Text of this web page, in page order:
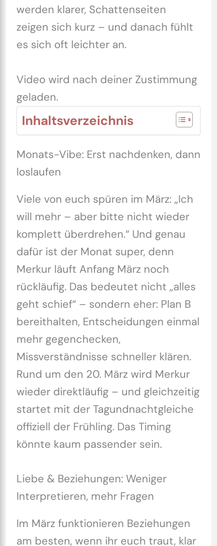
werden klarer, Schattenseiten
zeigen sich kurz – und danach fühlt
es sich oft leichter an.
Video wird nach deiner Zustimmung
geladen.
Inhaltsverzeichnis
Monats-Vibe: Erst nachdenken, dann
loslaufen
Viele von euch spüren im März: „Ich
will mehr – aber bitte nicht wieder
komplett überdrehen.“ Und genau
dafür ist der Monat super, denn
Merkur läuft Anfang März noch
rückläufig. Das bedeutet nicht „alles
geht schief“ – sondern eher: Plan B
bereithalten, Entscheidungen einmal
mehr gegenchecken,
Missverständnisse schneller klären.
Rund um den 20. März wird Merkur
wieder direktläufig – und gleichzeitig
startet mit der Tagundnachtgleiche
offiziell der Frühling. Das Timing
könnte kaum passender sein.
Liebe & Beziehungen: Weniger
Interpretieren, mehr Fragen
Im März funktionieren Beziehungen
am besten, wenn ihr euch traut, klar